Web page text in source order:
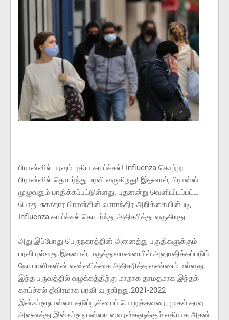
பிரான்ஸில் பரவும் புதிய காய்ச்சல்! Influenza தொற்று
பிரான்ஸில் தொடர்ந்து பரவி வருகிறது! இதனால், பிரான்ஸ்
முழுவதும் பாதிக்கப்பட்டுள்ளது. புதனன்று வெளியிடப்பட்ட
பொது சுகாதார பிரான்சின் வாராந்திர அறிக்கையின்படி,
Influenza காய்ச்சல் தொடர்ந்து அதிகரித்து வருகிறது.
அது இப்போது பெருநகரத்தின் அனைத்து பகுதிகளுக்கும்
பரவியுள்ளது.இதனால், மருத்துவமனையில் அனுமதிக்கப்படும்
நோயாளிகளின் எண்ணிக்கை அதிகரித்த வண்ணம் உள்ளது.
இந்த பருவத்தில் வழக்கத்திற்கு மாறாக தாமதமாக இந்தக்
காய்ச்சல் தீவிரமாக பரவி வருகிறது.2021-2022
இன்ஃப்ளூயன்ஸா தடுப்பூசியைப் பொறுத்தவரை, முதல் தரவு
அனைத்து இன்ஃப்ளூயன்ஸா வைரஸ்களுக்கும் எதிராக அதன்